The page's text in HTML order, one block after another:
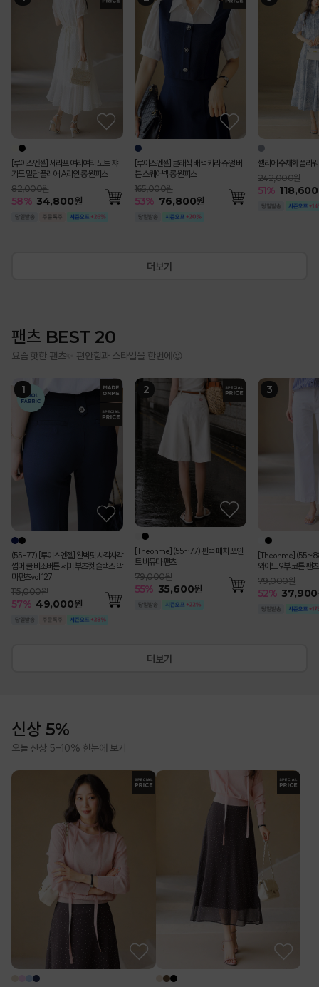
[루이스엔젤] 블러스 사각사각 쟈가드
꽃잎 소매 페플럼 자켓 블라우스
48,800 원
[루이스엔젤] 헤라드 사각사각 썸머 쿨
벨트SET 스탠다드 테일러드 더블 자켓
198,000원
55 % 89,200
(기획특가) 리젠느
219,000원
[루이스엔젤] 세라프 여리여리 도트 쟈
가드 밑단 플레어 A라인 롱 원피스
34,800 원
[루이스엔젤] 클래식 배색 카라 쥬얼 버
튼 스퀘어넥 롱 원피스
165,000원
53 % 76,800
셀리에 수채화 플라
242,000원
118,600
[루이스엔젤] 블러스 사각사각 쟈가드
꽃잎 소매 페플럼 자켓 블라우스
48,800 원
[Theonme] 요루 시스루 리본 뒷트임
셔츠
39,000원
55 % 17,400
[Theonme] 투웨이
110,000원
(55-77) [루이스엔젤] 완벽핏 사각사각
썸머 쿨 비조버튼 세미 부츠컷 슬랙스 악
마팬츠vol.127
49,000원
[Theonme] (55~77) 핀턱 패치 포인
트 버뮤다 팬츠
79,000원
55% 35,600
[Theonme]
와이드 9부 코튼 팬츠
79,000원
37,900
[Theonme] 하트 자수 스트라이프 프
릴 캡소매 니트
30,300 원
에스닉 시스루 레이스 브이라인 배색 캡
소매 니트 나시
36,000원
50 % 18,100
[Theonme] 린넨 시
47,400원
30,800
펀칭 스트라이프 백밴딩 쿨 썸머 면 맞주
름 플리츠 A라인 롱 스커트
58,400 원
[코디set특가]수플레 로즈 리본 쉬폰 나
시 블라우스 A라인 플레어 스커트 세트
200,000원
40 % 120,800 원
루메나 쉬폰 이중 레
99,000원
45,200
[루이스엔젤] 세라프 여리여리 도트 쟈
가드 밑단 플레어 A라인 롱 원피스
82,000원
58% 34,800원
[루이스엔젤] 클래식 배색 카라 쥬얼 버
튼 스퀘어넥 롱 원피스
165,000원
53% 76,800원
셀리에 수채화 플라
242,000원
51% 118,600
더보기
팬츠 BEST 20
요즘 핫한 팬츠✨ 편안함과 스타일을 한번에😍
(55-77) [루이스엔젤] 완벽핏 사각사각
썸머 쿨 비조버튼 세미 부츠컷 슬랙스 악
마팬츠vol.127
115,000원
57% 49,000원
[Theonme] (55~77) 핀턱 패치 포인
트 버뮤다 팬츠
79,000원
55% 35,600원
[Theonme]
와이드 9부 코튼 팬츠
79,000원
52% 37,900
더보기
신상 5%
오늘 신상 5-10% 한눈에 보기